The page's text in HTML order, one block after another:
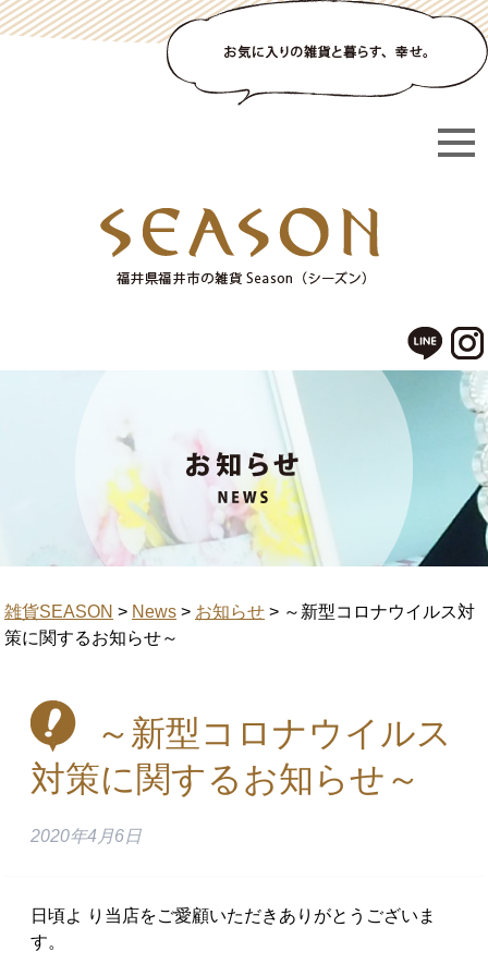
雑貨SEASON > News > お知らせ > ～新型コロナウイルス対
策に関するお知らせ～
～新型コロナウイルス
対策に関するお知らせ～
2020年4月6日
日頃よ り当店をご愛顧いただきありがとうございま
す。